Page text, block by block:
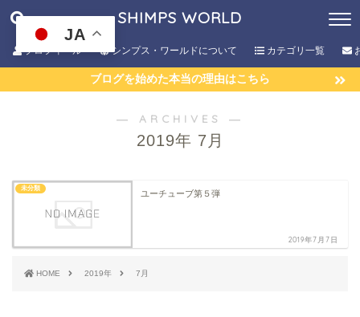
SHIMPS WORLD
プロフィール シンプス・ワールドについて カテゴリ一覧
ブログを始めた本当の理由はこちら
― ARCHIVES ―
2019年 7月
未分類
ユーチューブ第５弾
2019年7月7日
HOME 2019年 7月
JA